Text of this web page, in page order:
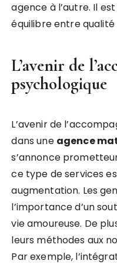
agence à l’autre. Il
équilibre entre qualité
L’avenir de
psychologique
L’avenir de
dans une agence
s’annonce
ce type de services
augmentation. Les
l’importance d’un
vie amoureuse. De
leurs méthodes aux
Par exemple,